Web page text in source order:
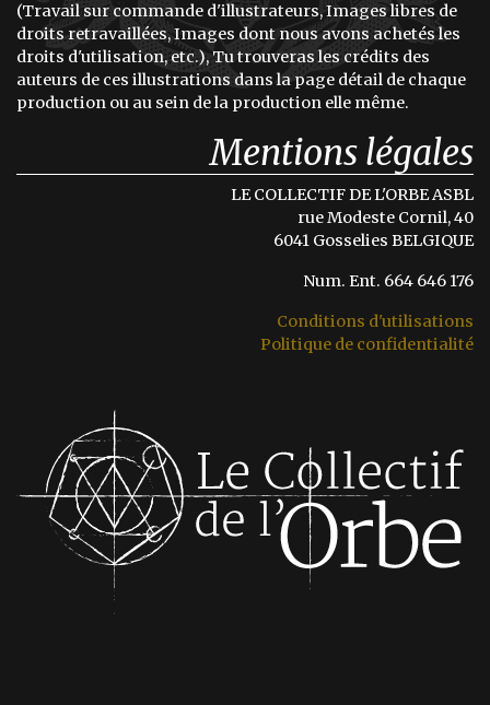
(Travail sur commande d'illustrateurs, Images libres de
droits retravaillées, Images dont nous avons achetés les
droits d'utilisation, etc.), Tu trouveras les crédits des
auteurs de ces illustrations dans la page détail de chaque
production ou au sein de la production elle même.
Mentions légales
LE COLLECTIF DE L'ORBE ASBL
rue Modeste Cornil, 40
6041 Gosselies BELGIQUE
Num. Ent. 664 646 176
Conditions d'utilisations
Politique de confidentialité